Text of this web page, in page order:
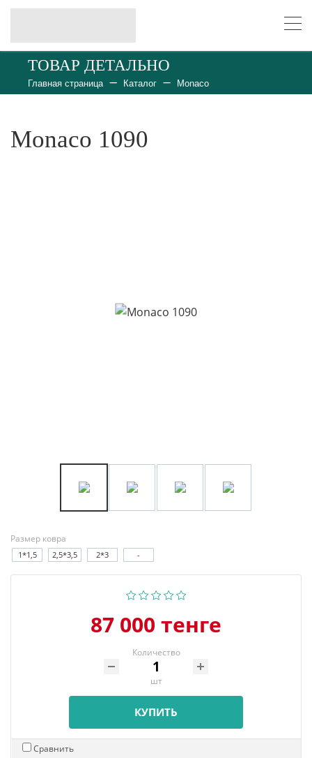
ТОВАР ДЕТАЛЬНО
Главная страница Каталог Monaco
Monaco 1090
Размер ковра
1*1,5 2,5*3,5 2*3 -
87 000 тенге
Количество
шт
КУПИТЬ
Сравнить